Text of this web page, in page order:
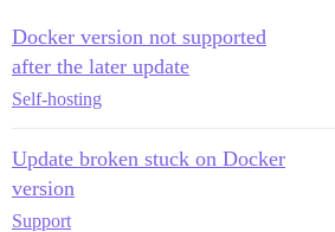
Docker version not supported
after the later update
Self-hosting
Update broken stuck on Docker
version
Support